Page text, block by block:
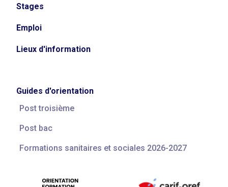
Stages
Emploi
Lieux d'information
Guides d'orientation
Post troisième
Post bac
Formations sanitaires et sociales 2026-2027